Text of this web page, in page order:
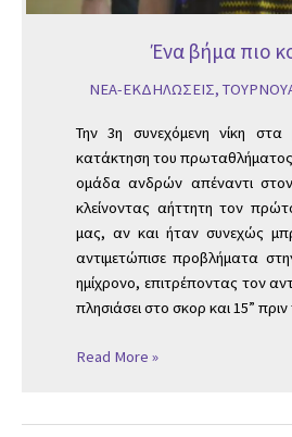
Ένα βήμα πιο
ΝΕΑ-ΕΚΔΗΛΩΣΕΙΣ,
Την 3η συνεχόμενη νίκη
κατάκτηση του
ομάδα ανδρών απέναντι
κλείνοντας αήττητη τον
μας, αν και ήταν συνεχώς
αντιμετώπισε προβλήματα
ημίχρονο, επιτρέποντας τον
πλησιάσει στο σκορ και 15” πριν
Read More »